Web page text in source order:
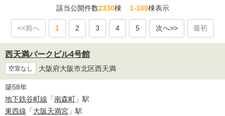
該当公開件数2330棟 1-100棟表示
<<前へ 1 2 3 4 5 次へ>> 最初
西天満パークビル4号館
空室なし 大阪府大阪市北区西天満
築58年
地下鉄谷町線 「南森町 」駅
東西線 「大阪天満宮 」駅